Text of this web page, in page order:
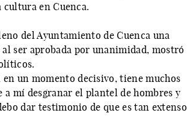
en Cuenca.
del Ayuntamiento de Cuenca una
al ser aprobada por unanimidad, mostró
un momento decisivo, tiene muchos
mí desgranar el plantel de hombres y
dar testimonio de que es tan extenso